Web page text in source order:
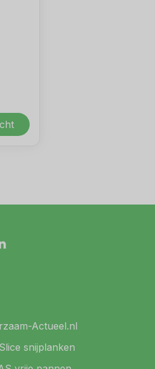
Actueel.nl
snijplanken